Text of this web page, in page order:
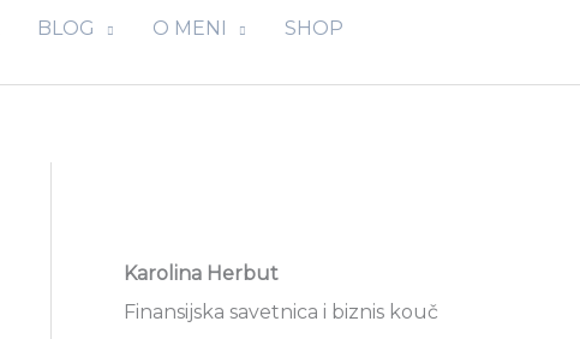
BLOG O MENI SHOP
Karolina Herbut
Finansijska savetnica i biznis kouč